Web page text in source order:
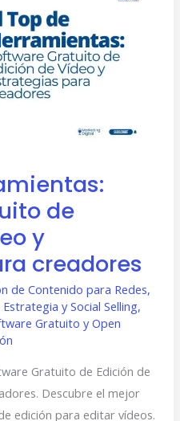
de
y
creadores
de Contenido para Redes,
Estrategia y Social Selling,
Gratuito y Open
Gratuito de Edición de
Descubre el mejor
edición para editar vídeos.